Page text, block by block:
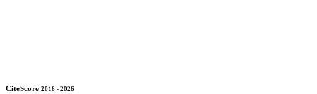
CiteScore 2016 - 2026